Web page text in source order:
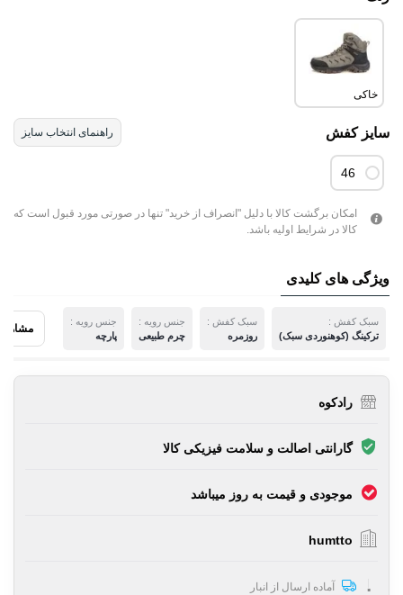
خاکی
سایز کفش راهنمای انتخاب سایز
46
امکان برگشت کالا با دلیل "انصراف از خرید" تنها در صورتی مورد قبول است که
کالا در شرایط اولیه باشد.
ویژگی های کلیدی
سبک کفش :
ترکینگ (کوهنوردی سبک)
سبک کفش :
روزمره
جنس رویه :
چرم طبیعی
جنس رویه :
پارچه
رادکوه
گارانتی اصالت و سلامت فیزیکی کالا
موجودی و قیمت به روز میباشد
humtto
آماده ارسال از انبار